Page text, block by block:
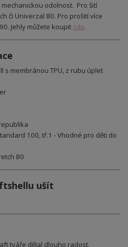
odolnost. Pro šití
či Univerzal 80. Pro prošití více
Jehly můžete koupit zde.
s membránou TPU, z rubu úplet
100, tř.1 - Vhodné pro děti do
80
ušít
tváře dělal dlouho radost,